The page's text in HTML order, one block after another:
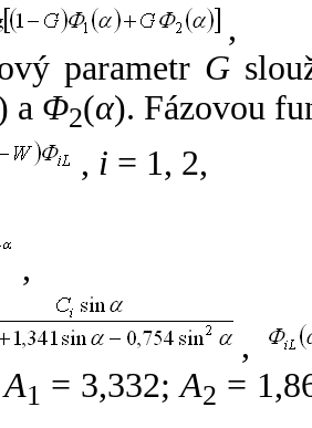
,
parametr G
a Φ2(α). Fázovou
, i = 1, 2,
,
,
A1 = 3,332;A2 =